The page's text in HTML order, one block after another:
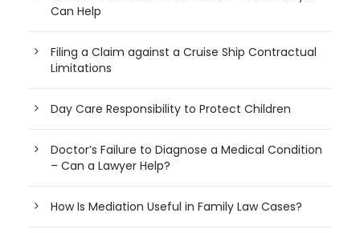
Can Help
Filing a Claim against a Cruise Ship Contractual
Limitations
Day Care Responsibility to Protect Children
Doctor’s Failure to Diagnose a Medical Condition
– Can a Lawyer Help?
How Is Mediation Useful in Family Law Cases?